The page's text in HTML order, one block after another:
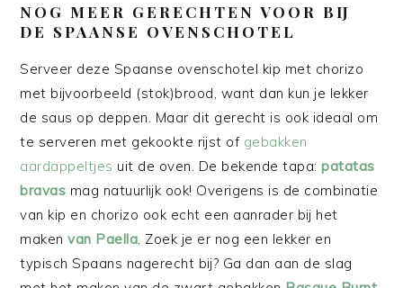
NOG MEER GERECHTEN VOOR BIJ
DE SPAANSE OVENSCHOTEL
Serveer deze Spaanse ovenschotel kip met chorizo
met bijvoorbeeld (stok)brood, want dan kun je lekker
de saus op deppen. Maar dit gerecht is ook ideaal om
te serveren met gekookte rijst of gebakken
aardappeltjes uit de oven. De bekende tapa:patatas
bravas mag natuurlijk ook! Overigens is de combinatie
van kip en chorizo ook echt een aanrader bij het
makenvan Paella . Zoek je er nog een lekker en
typisch Spaans nagerecht bij? Ga dan aan de slag